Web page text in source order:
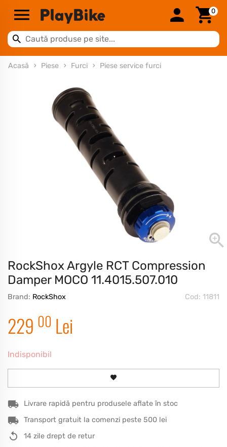
0
Acasă Piese Furci Piese service furci
RockShox Argyle RCT Compression
Damper MOCO 11.4015.507.010
Brand: RockShox Cod: 11811
229 00 Lei
Indisponibil
Livrare rapidă pentru produsele aflate în stoc
Transport gratuit la comenzi peste 500 lei
14 zile drept de retur